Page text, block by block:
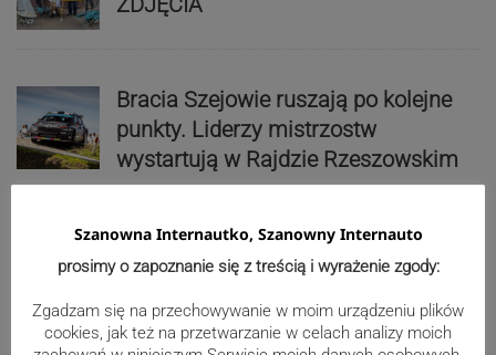
Bracia Szejowie ruszają po kolejne
punkty. Liderzy mistrzostw
wystartują w Rajdzie Rzeszowskim
80-lecie Soły Kobiernice. Będzie się
działo! SZCZEGÓŁOWY PROGRAM
Szanowna Internautko, Szanowny Internauto
prosimy o zapoznanie się z treścią i wyrażenie zgody:
Zgadzam się na przechowywanie w moim urządzeniu plików
cookies, jak też na przetwarzanie w celach analizy moich